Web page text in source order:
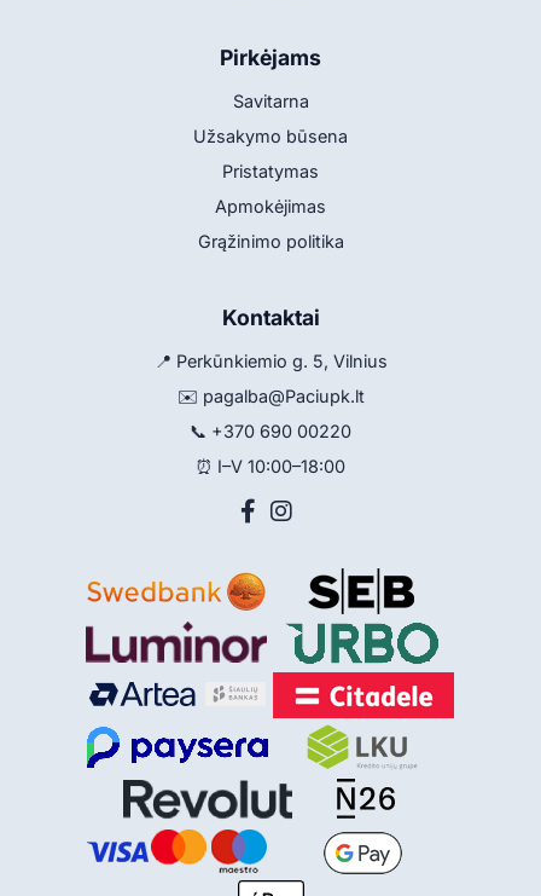
Pirkėjams
Savitarna
Užsakymo būsena
Pristatymas
Apmokėjimas
Grąžinimo politika
Kontaktai
📍 Perkūnkiemio g. 5, Vilnius
✉️ pagalba@Paciupk.lt
📞 +370 690 00220
⏰ I–V 10:00–18:00